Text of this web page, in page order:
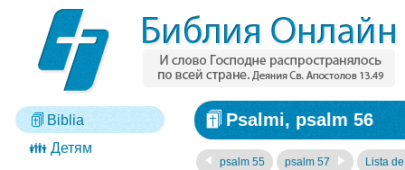
Biblia
👪 Детям
Psalmi, psalm 56
psalm 55 psalm 57 Lista